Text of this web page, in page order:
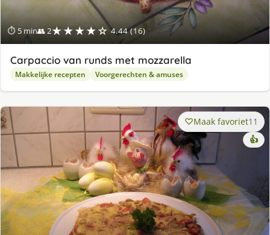
⏱ 5 min👥 2★★★★☆ 4.44 (16)
Carpaccio van runds met mozzarella
Makkelijke recepten Voorgerechten & amuses
Maak favoriet11
👍